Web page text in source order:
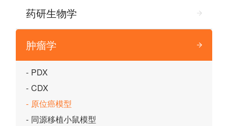
药研生物学
肿瘤学
PDX
CDX
原位癌模型
同源移植小鼠模型